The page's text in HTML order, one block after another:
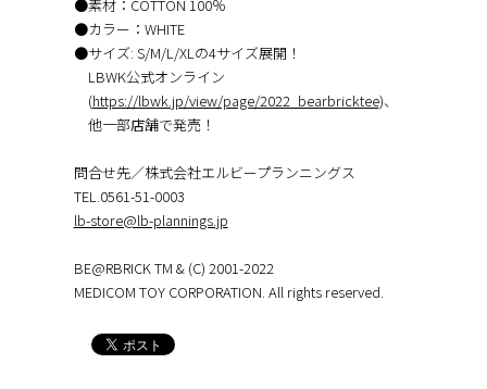
●素材：COTTON 100％
●カラー：WHITE
●サイズ: S/M/L/XLの4サイズ展開！
LBWK公式オンライン
(https://lbwk.jp/view/page/2022_bearbricktee)、
他一部店舗で発売！
問合せ先／株式会社エルビープランニングス
TEL.︎0561-51-0003
lb-store@lb-plannings.jp
BE@RBRICK TM & (C) 2001-2022
MEDICOM TOY CORPORATION. All rights reserved.